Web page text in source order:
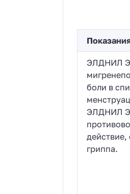
ЭЛДНИЛ
боли в
ЭЛДНИЛ
гриппа.